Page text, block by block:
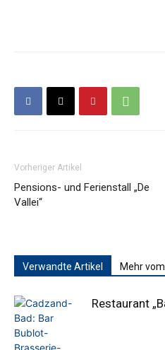
Vorheriger Artikel
Pensions- und Ferienstall „De
Vallei“
Verwandte Artikel Mehr
Restaurant